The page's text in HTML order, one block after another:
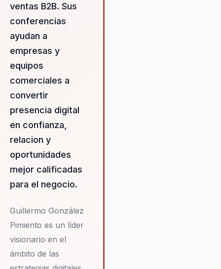
ventas B2B. Sus
conferencias
ayudan a
empresas y
equipos
comerciales a
convertir
presencia digital
en confianza,
relacion y
oportunidades
mejor calificadas
para el negocio.
Guillermo González
Pimiento es un líder
visionario en el
ámbito de las